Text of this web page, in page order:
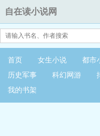
自在读小说网
首页 女生小说 都市
历史军事
科幻网游
我的书架